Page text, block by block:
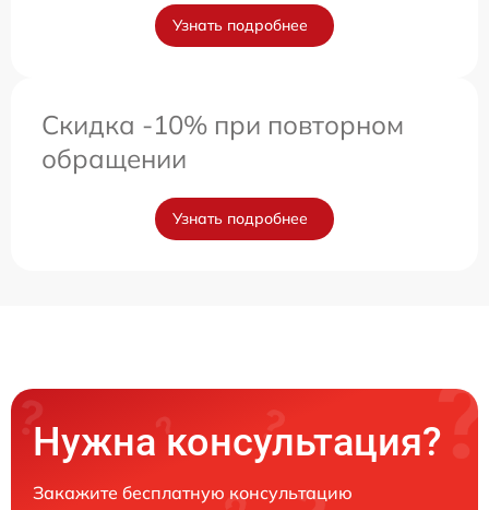
Узнать подробнее
Скидка -10% при повторном
обращении
Узнать подробнее
Нужна консультация?
Закажите бесплатную консультацию